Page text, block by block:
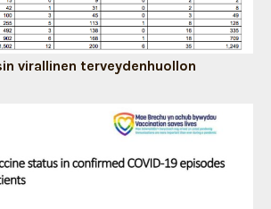
virallinen terveydenhuollon